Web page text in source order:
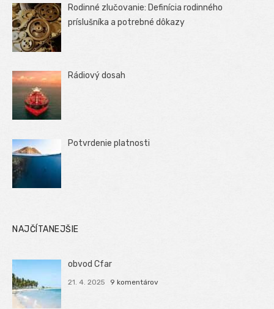
Rodinné zlučovanie: Definícia rodinného
príslušníka a potrebné dôkazy
Rádiový dosah
Potvrdenie platnosti
NAJČÍTANEJŠIE
obvod Cfar
21. 4. 2025 9 komentárov